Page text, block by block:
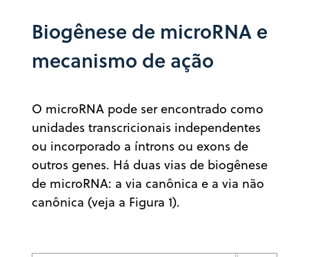
Biogênese de microRNA e
mecanismo de ação
O microRNA pode ser encontrado como
unidades transcricionais independentes
ou incorporado a íntrons ou exons de
outros genes. Há duas vias de biogênese
de microRNA: a via canônica e a via não
canônica (veja a Figura 1).